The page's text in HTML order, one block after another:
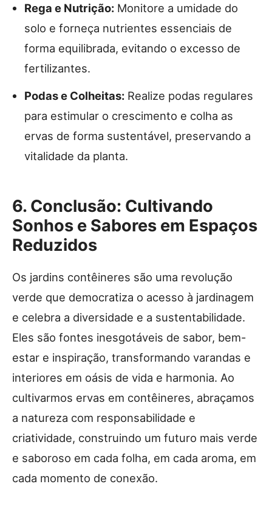
Rega e Nutrição: Monitore a umidade do
solo e forneça nutrientes essenciais de
forma equilibrada, evitando o excesso de
fertilizantes.
Podas e Colheitas: Realize podas regulares
para estimular o crescimento e colha as
ervas de forma sustentável, preservando a
vitalidade da planta.
6. Conclusão: Cultivando
Sonhos e Sabores em Espaços
Reduzidos
Os jardins contêineres são uma revolução
verde que democratiza o acesso à jardinagem
e celebra a diversidade e a sustentabilidade.
Eles são fontes inesgotáveis de sabor, bem-
estar e inspiração, transformando varandas e
interiores em oásis de vida e harmonia. Ao
cultivarmos ervas em contêineres, abraçamos
a natureza com responsabilidade e
criatividade, construindo um futuro mais verde
e saboroso em cada folha, em cada aroma, em
cada momento de conexão.